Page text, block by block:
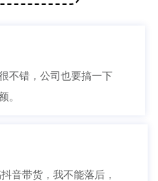
不错，公司也要搞一下
。
音带货，我不能落后，